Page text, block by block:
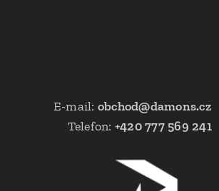
E-mail: obchod@damons.cz
Telefon: +420 777 569 241